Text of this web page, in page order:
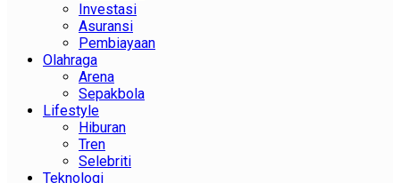
Investasi
Asuransi
Pembiayaan
Olahraga
Arena
Sepakbola
Lifestyle
Hiburan
Tren
Selebriti
Teknologi